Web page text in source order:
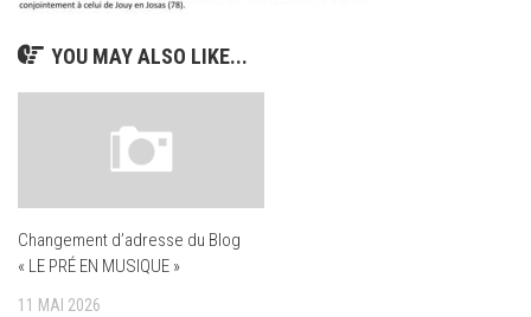
YOU MAY ALSO LIKE...
Changement d’adresse du Blog
« LE PRÉ EN MUSIQUE »
11 MAI 2026